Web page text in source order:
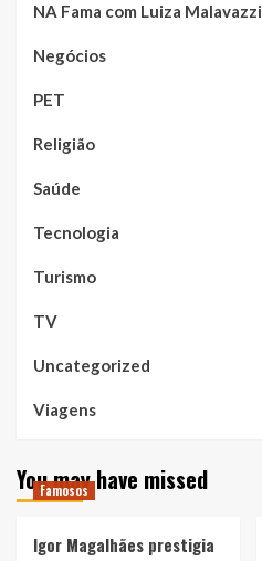
NA Fama com Luiza Malavazzi
Negócios
PET
Religião
Saúde
Tecnologia
Turismo
TV
Uncategorized
Viagens
You may have missed
Famosos
Igor Magalhães prestigia